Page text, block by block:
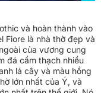
và hoàn thành vào
Fiore là nhà thờ đẹp và
của vương cung
đá cẩm thạch nhiều
lá cây và màu hồng
lớn nhất của Ý, và